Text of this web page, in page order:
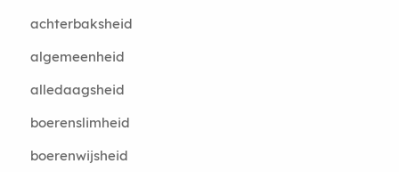
achterbaksheid
algemeenheid
alledaagsheid
boerenslimheid
boerenwijsheid